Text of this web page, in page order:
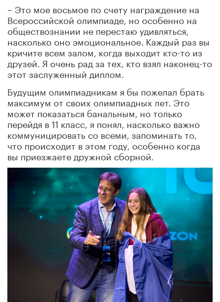
– Это мое восьмое по счету награждение на
Всероссийской олимпиаде, но особенно на
обществознании не перестаю удивляться,
насколько оно эмоциональное. Каждый раз вы
кричите всем залом, когда выходит кто-то из
друзей. Я очень рад за тех, кто взял наконец-то
этот заслуженный диплом.
Будущим олимпиадникам я бы пожелал брать
максимум от своих олимпиадных лет. Это
может показаться банальным, но только
перейдя в 11 класс, я понял, насколько важно
коммуницировать со всеми, запоминать то,
что происходит в этом году, особенно когда
вы приезжаете дружной сборной.